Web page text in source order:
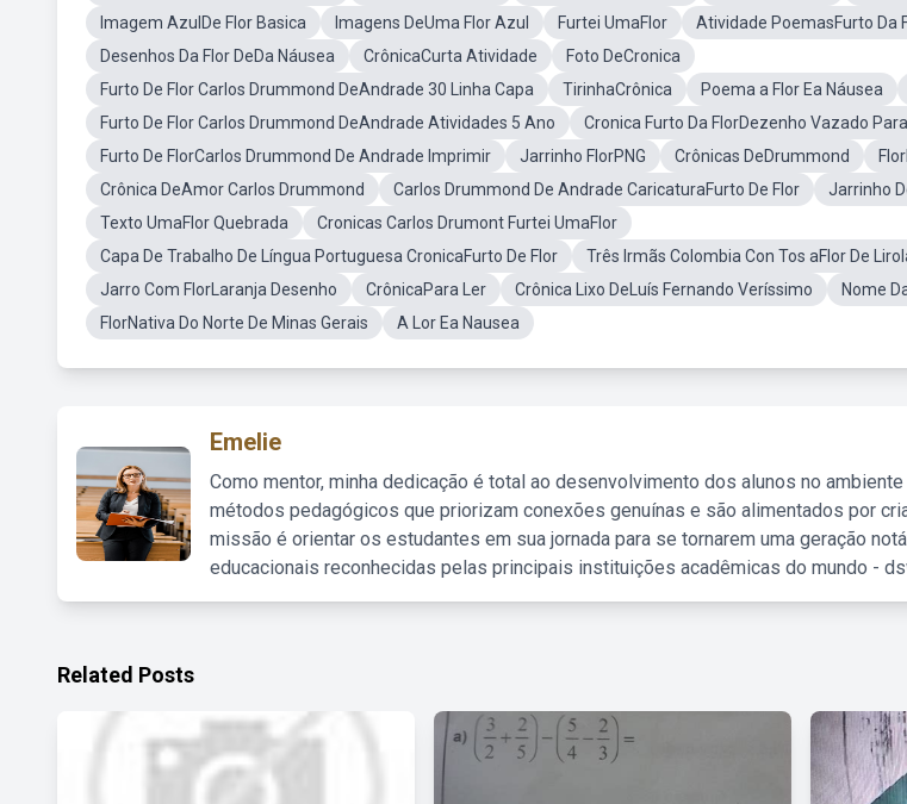
Imagem AzulDe Flor Basica
Imagens DeUma Flor Azul Furtei UmaFlor
Atividade PoemasFurto Da
Desenhos Da Flor DeDa Náusea
CrônicaCurta Atividade
Foto DeCronica
Furto De Flor Carlos Drummond DeAndrade 30 Linha Capa
TirinhaCrônica Poema a Flor Ea Náusea
Furto De Flor Carlos Drummond DeAndrade Atividades 5 Ano
Cronica Furto Da FlorDezenho Vazado
Furto De FlorCarlos Drummond De Andrade Imprimir
Jarrinho FlorPNG Crônicas DeDrummond
Crônica DeAmor Carlos Drummond
Carlos Drummond De Andrade CaricaturaFurto De Flor
Jarrinho
Texto UmaFlor Quebrada
Cronicas Carlos Drumont Furtei UmaFlor
Capa De Trabalho De Língua Portuguesa CronicaFurto De Flor
Três Irmãs Colombia Con Tos aFlor De
Jarro Com FlorLaranja Desenho
CrônicaPara Ler Crônica Lixo DeLuís Fernando Veríssimo
Nome
FlorNativa Do Norte De Minas Gerais
A Lor Ea Nausea
Emelie
Como mentor, minha dedicação é total ao desenvolvimento dos alunos no
métodos pedagógicos que priorizam conexões genuínas e são alimentados por
missão é orientar os estudantes em sua jornada para se tornarem uma geração
educacionais reconhecidas pelas principais instituições acadêmicas do mundo -
Related Posts